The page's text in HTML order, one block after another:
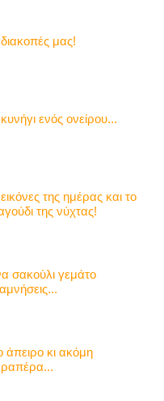
μας!
ενός ονείρου...
της ημέρας και το
της νύχτας!
σακούλι γεμάτο
άπειρο κι ακόμη